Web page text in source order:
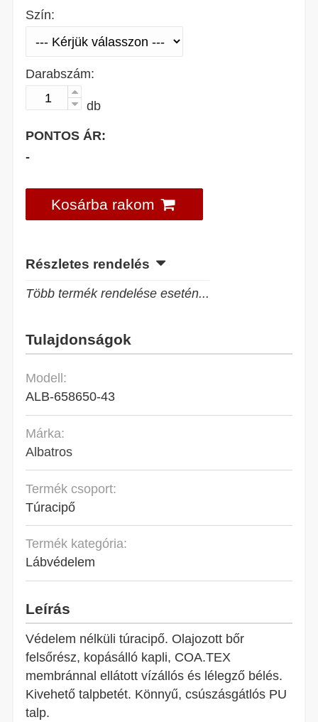
Szín:
Darabszám:
db
PONTOS ÁR:
-
Kosárba rakom
Részletes rendelés
Több termék rendelése esetén...
Tulajdonságok
Modell:
ALB-658650-43
Márka:
Albatros
Termék csoport:
Túracipő
Termék kategória:
Lábvédelem
Leírás
Védelem nélküli túracipő. Olajozott bőr
felsőrész, kopásálló kapli, COA.TEX
membránnal ellátott vízállós és lélegző bélés.
Kivehető talpbetét. Könnyű, csúszásgátlós PU
talp.